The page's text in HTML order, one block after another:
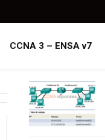
CCNA 3 – ENSA v7